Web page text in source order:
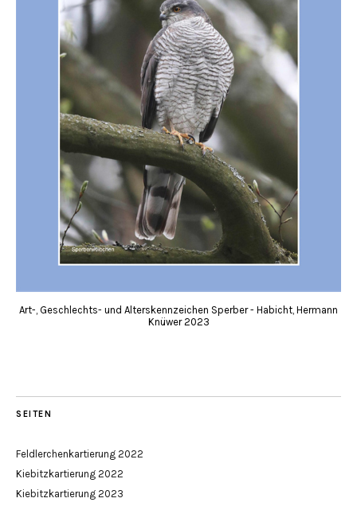
Art-, Geschlechts- und Alterskennzeichen Sperber - Habicht, Hermann
Knüwer 2023
SEITEN
Feldlerchenkartierung 2022
Kiebitzkartierung 2022
Kiebitzkartierung 2023